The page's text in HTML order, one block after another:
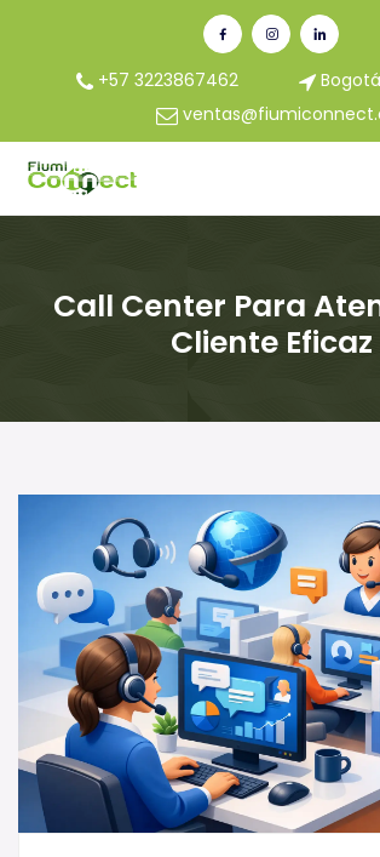
+57 3223867462
Call Center Para
Cliente Eficaz